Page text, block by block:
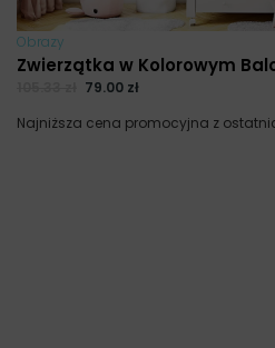
Obrazy
Zwierzątka w Kolorowym
79.00 zł
Najniższa cena promocyjna z